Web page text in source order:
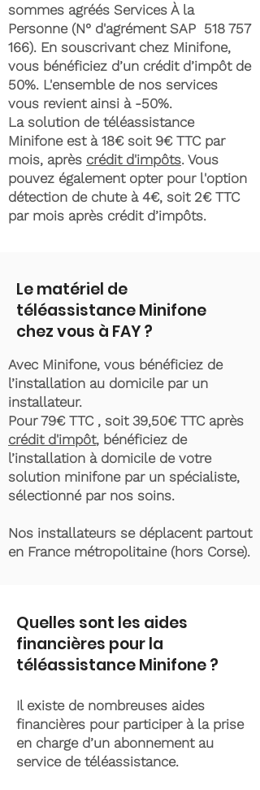
sommes agréés Services À la
Personne (N° d'agrément SAP 518 757
166). En souscrivant chez Minifone,
vous bénéficiez d’un crédit d’impôt de
50%. L'ensemble de nos services
vous revient ainsi à -50%.
La solution de téléassistance
Minifone est à 18€ soit 9€ TTC par
mois, après crédit d'impôts. Vous
pouvez également opter pour l'option
détection de chute à 4€, soit 2€ TTC
par mois après crédit d’impôts.
Le matériel de
téléassistance Minifone
chez vous à FAY ?
Avec Minifone, vous bénéficiez de
l’installation au domicile par un
installateur.
Pour 79€ TTC , soit 39,50€ TTC après
crédit d'impôt, bénéficiez de
l’installation à domicile de votre
solution minifone par un spécialiste,
sélectionné par nos soins.
Nos installateurs se déplacent partout
en France métropolitaine (hors Corse).
Quelles sont les aides
financières pour la
téléassistance Minifone ?
Il existe de nombreuses aides
financières pour participer à la prise
en charge d’un abonnement au
service de téléassistance.